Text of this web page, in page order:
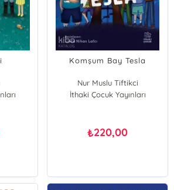
Komşum Bay Tesla
Nur Muslu Tiftikci
İthaki Çocuk Yayınları
₺220,00